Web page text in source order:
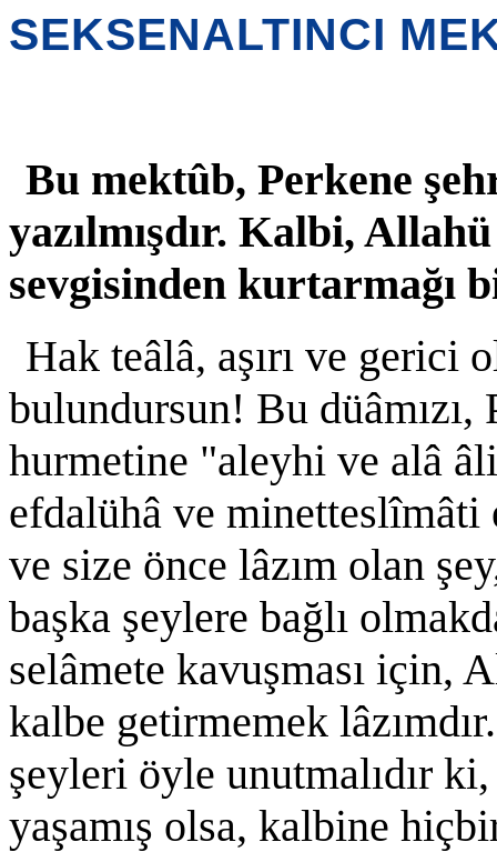
SEKSENALTINCI
Bu mektûb, Perkene
yazılmışdır. Kalbi,
sevgisinden kurtarmağı
Hak teâlâ, aşırı ve gerici
bulundursun! Bu
hurmetine "aleyhi ve alâ
efdalühâ ve
ve size önce lâzım olan
başka şeylere bağlı
selâmete kavuşması için,
kalbe getirmemek
şeyleri öyle unutmalıdır
yaşamış olsa, kalbine